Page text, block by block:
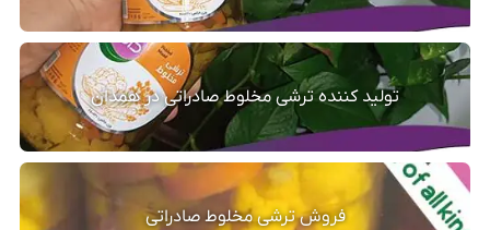
تولید کننده ترشی مخلوط صادراتی در همدان
فروش ترشی مخلوط صادراتی